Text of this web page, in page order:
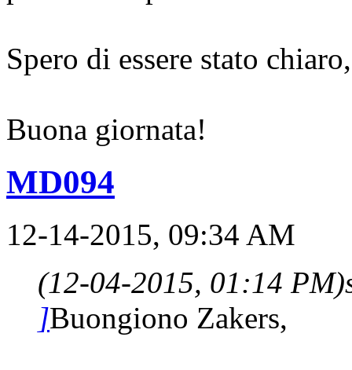
Spero di essere stato chiaro,
Buona giornata!
MD094
12-14-2015, 09:34 AM
(12-04-2015, 01:14 PM)
]Buongiono Zakers,